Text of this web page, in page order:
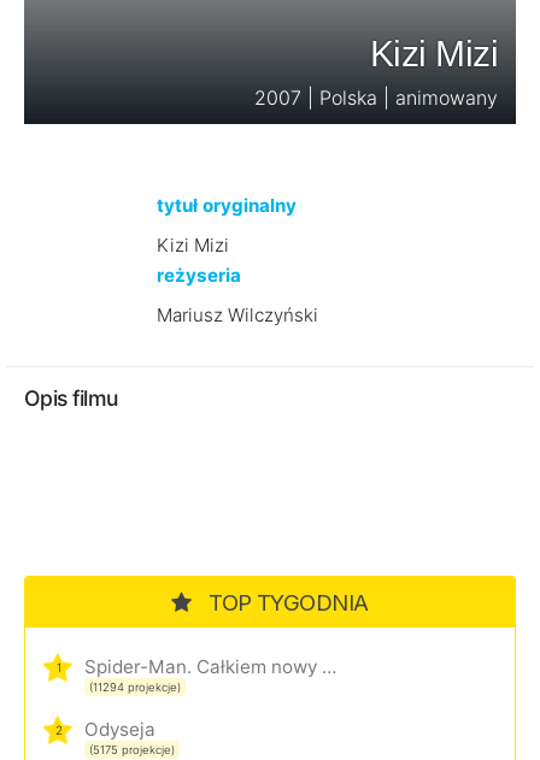
Kizi Mizi
2007 | Polska | animowany
tytuł oryginalny
Kizi Mizi
reżyseria
Mariusz Wilczyński
Opis filmu
TOP TYGODNIA
1 Spider-Man. Całkiem nowy dzień
(11294 projekcje)
2 Odyseja
(5175 projekcje)